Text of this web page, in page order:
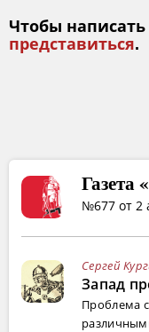
Чтобы
представиться.
Газета
№677 от 2
Сергей
Запад
Проблема